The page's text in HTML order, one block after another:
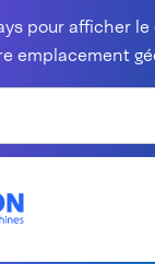
pour afficher
emplacement